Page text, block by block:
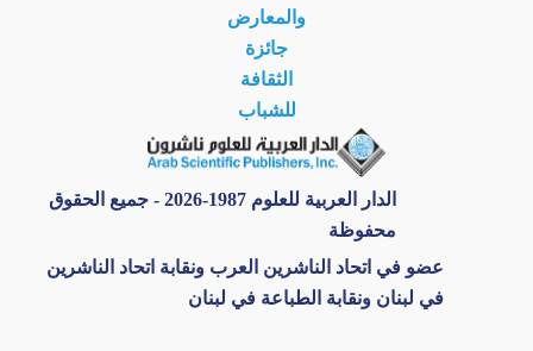
والمعارض
جائزة
الثقافة
للشباب
الدار العربية للعلوم 1987-2026 - جميع الحقوق
محفوظة
عضو في اتحاد الناشرين العرب ونقابة اتحاد الناشرين
في لبنان ونقابة الطباعة في لبنان